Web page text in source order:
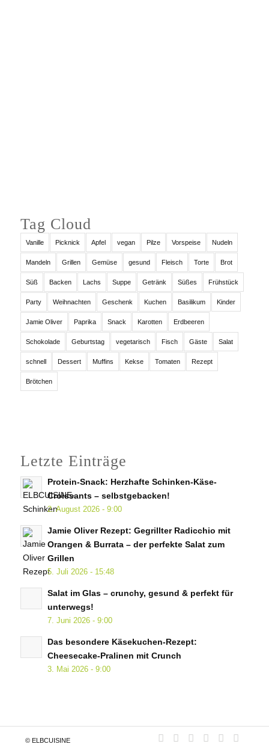
Tag Cloud
Vanille Picknick Apfel vegan Pilze Vorspeise Nudeln
Mandeln Grillen Gemüse gesund Fleisch Torte Brot
Süß Backen Lachs Suppe Getränk Süßes Frühstück
Party Weihnachten Geschenk Kuchen Basilikum Kinder
Jamie Oliver Paprika Snack Karotten Erdbeeren
Schokolade Geburtstag vegetarisch Fisch Gäste Salat
schnell Dessert Muffins Kekse Tomaten Rezept
Brötchen
Letzte Einträge
Protein-Snack: Herzhafte Schinken-Käse-
Croissants – selbstgebacken!
2. August 2026 - 9:00
Jamie Oliver Rezept: Gegrillter Radicchio mit
Orangen & Burrata – der perfekte Salat zum
Grillen
5. Juli 2026 - 15:48
Salat im Glas – crunchy, gesund & perfekt für
unterwegs!
7. Juni 2026 - 9:00
Das besondere Käsekuchen-Rezept:
Cheesecake-Pralinen mit Crunch
3. Mai 2026 - 9:00
© ELBCUISINE